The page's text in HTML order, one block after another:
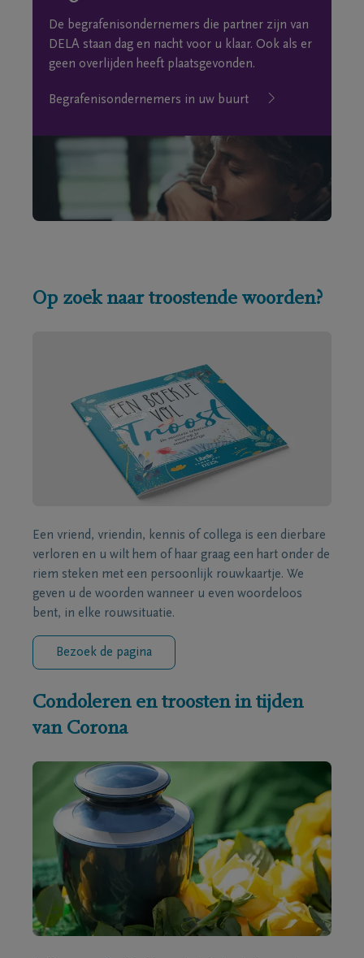
De begrafenisondernemers die partner zijn van
DELA staan dag en nacht voor u klaar. Ook als er
geen overlijden heeft plaatsgevonden.
Begrafenisondernemers in uw buurt
Op zoek naar troostende woorden?
Een vriend, vriendin, kennis of collega is een dierbare
verloren en u wilt hem of haar graag een hart onder de
riem steken met een persoonlijk rouwkaartje. We
geven u de woorden wanneer u even woordeloos
bent, in elke rouwsituatie.
Bezoek de pagina
Condoleren en troosten in tijden
van Corona